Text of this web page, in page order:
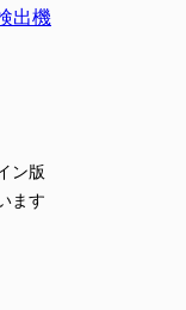
出機
ン版
ます